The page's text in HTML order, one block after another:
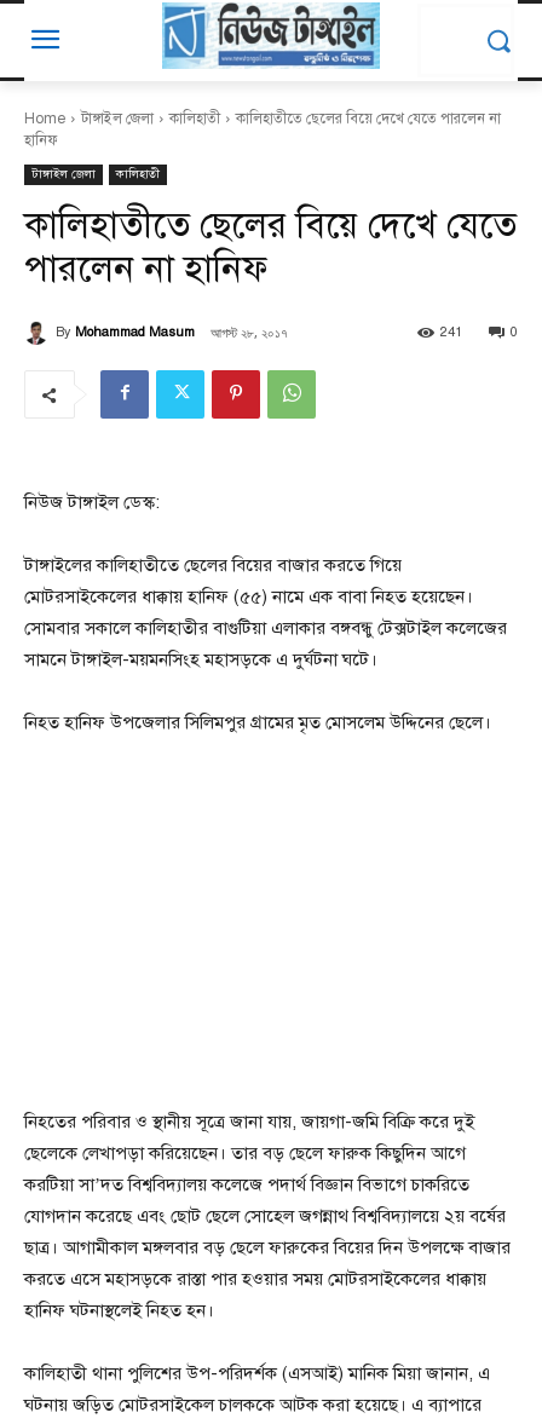
Home টাঙ্গাইল জেলা কালিহাতী
কালিহাতীতে ছেলের বিয়ে দেখে যেতে পারলেন না
হানিফ
টাঙ্গাইল জেলা কালিহাতী
কালিহাতীতে ছেলের বিয়ে দেখে যেতে
পারলেন না হানিফ
By Mohammad Masum আগস্ট ২৮, ২০১৭ 0
241
নিউজ টাঙ্গাইল ডেস্ক:
টাঙ্গাইলের কালিহাতীতে ছেলের বিয়ের বাজার করতে গিয়ে
মোটরসাইকেলের ধাক্কায় হানিফ (৫৫) নামে এক বাবা নিহত হয়েছেন।
সোমবার সকালে কালিহাতীর বাগুটিয়া এলাকার বঙ্গবন্ধু টেক্সটাইল কলেজের
সামনে টাঙ্গাইল-ময়মনসিংহ মহাসড়কে এ দুর্ঘটনা ঘটে।
নিহত হানিফ উপজেলার সিলিমপুর গ্রামের মৃত মোসলেম উদ্দিনের ছেলে।
নিহতের পরিবার ও স্থানীয় সূত্রে জানা যায়, জায়গা-জমি বিক্রি করে দুই
ছেলেকে লেখাপড়া করিয়েছেন। তার বড় ছেলে ফারুক কিছুদিন আগে
করটিয়া সা’দত বিশ্ববিদ্যালয় কলেজে পদার্থ বিজ্ঞান বিভাগে চাকরিতে
যোগদান করেছে এবং ছোট ছেলে সোহেল জগন্নাথ বিশ্ববিদ্যালয়ে ২য় বর্ষের
ছাত্র। আগামীকাল মঙ্গলবার বড় ছেলে ফারুকের বিয়ের দিন উপলক্ষে বাজার
করতে এসে মহাসড়কে রাস্তা পার হওয়ার সময় মোটরসাইকেলের ধাক্কায়
হানিফ ঘটনাস্থলেই নিহত হন।
কালিহাতী থানা পুলিশের উপ-পরিদর্শক (এসআই) মানিক মিয়া জানান, এ
ঘটনায় জড়িত মোটরসাইকেল চালককে আটক করা হয়েছে। এ ব্যাপারে